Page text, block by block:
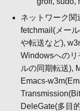
ネットワーク関
fetchmail(メー
や転送など),
Windowsへのリ
ルの同期転送),
Emacs-
DeleGate(多目